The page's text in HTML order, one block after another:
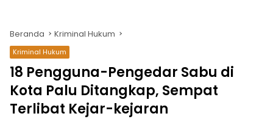
Beranda Kriminal Hukum
Kriminal Hukum
18 Pengguna-Pengedar Sabu di
Kota Palu Ditangkap, Sempat
Terlibat Kejar-kejaran